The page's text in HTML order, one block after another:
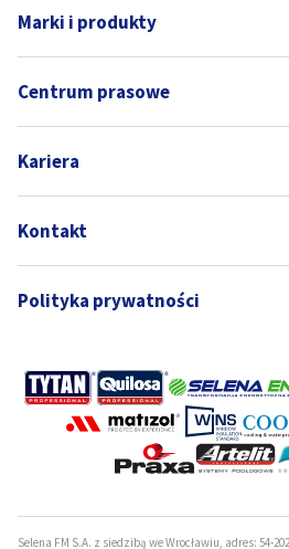
Marki i produkty
Centrum prasowe
Kariera
Kontakt
Polityka prywatności
Selena FM S.A. z siedzibą we Wrocławiu, adres: 54-